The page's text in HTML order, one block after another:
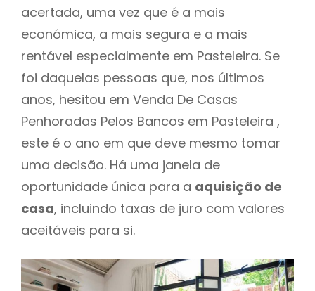
acertada, uma vez que é a mais
económica, a mais segura e a mais
rentável especialmente em Pasteleira. Se
foi daquelas pessoas que, nos últimos
anos, hesitou em Venda De Casas
Penhoradas Pelos Bancos em Pasteleira ,
este é o ano em que deve mesmo tomar
uma decisão. Há uma janela de
oportunidade única para a aquisição de
casa, incluindo taxas de juro com valores
aceitáveis para si.